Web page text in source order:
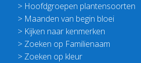
> Hoofdgroepen plantensoorten
> Maanden van begin bloei
> Kijken naar kenmerken
> Zoeken op Familienaam
> Zoeken op kleur